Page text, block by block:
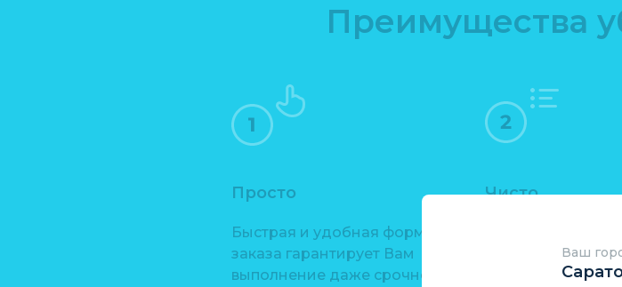
Преимущества
Просто
Быстрая и удобная форма
заказа гарантирует Вам
выполнение даже срочной
Чисто
помощью
средств.
Ваш